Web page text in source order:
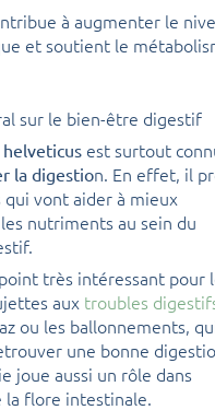
à augmenter le
et soutient le
sur le bien-être digestif
helveticus est surtout
la digestion. En effet, il
qui vont aider à mieux
nutriments au sein du
point très intéressant pour
aux troubles
ou les ballonnements,
une bonne
joue aussi un rôle dans
la flore intestinale.